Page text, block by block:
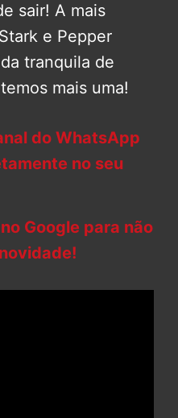
sair! A mais
e Pepper
tranquila de
mais uma!
do WhatsApp
no seu
Google para não